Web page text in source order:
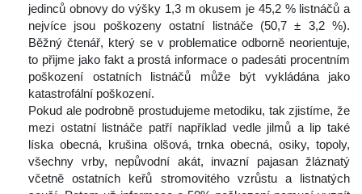
jedinců obnovy do výšky 1,3 m okusem je 45,2 % listnáčů a
nejvíce jsou poškozeny ostatní listnáče (50,7 ± 3,2 %).
Běžný čtenář, který se v problematice odborně neorientuje,
to přijme jako fakt a prostá informace o padesáti procentním
poškození ostatních listnáčů může být vykládána jako
katastrofální poškození.
Pokud ale podrobně prostudujeme metodiku, tak zjistíme, že
mezi ostatní listnáče patří například vedle jilmů a lip také
líska obecná, krušina olšová, trnka obecná, osiky, topoly,
všechny vrby, nepůvodní akát, invazní pajasan žláznatý
včetně ostatních keřů stromovitého vzrůstu a listnatých